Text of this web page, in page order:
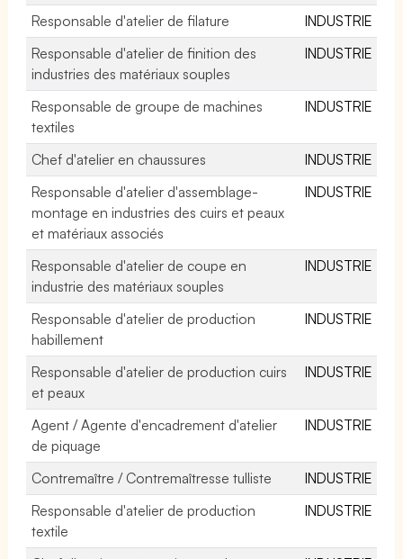
Responsable d'atelier de filature
INDUSTRIE
Responsable d'atelier de finition des
industries des matériaux souples
INDUSTRIE
Responsable de groupe de machines
textiles
INDUSTRIE
Chef d'atelier en chaussures
INDUSTRIE
Responsable d'atelier d'assemblage-
montage en industries des cuirs et peaux
et matériaux associés
INDUSTRIE
Responsable d'atelier de coupe en
industrie des matériaux souples
INDUSTRIE
Responsable d'atelier de production
habillement
INDUSTRIE
Responsable d'atelier de production cuirs
et peaux
INDUSTRIE
Agent / Agente d'encadrement d'atelier
de piquage
INDUSTRIE
Contremaître / Contremaîtresse tulliste
INDUSTRIE
Responsable d'atelier de production
textile
INDUSTRIE